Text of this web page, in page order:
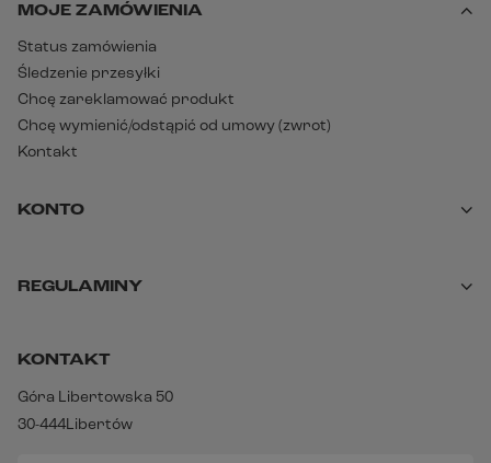
MOJE ZAMÓWIENIA
Status zamówienia
Śledzenie przesyłki
Chcę zareklamować produkt
Chcę wymienić/odstąpić od umowy (zwrot)
Kontakt
KONTO
REGULAMINY
KONTAKT
Góra Libertowska 50
30-444Libertów